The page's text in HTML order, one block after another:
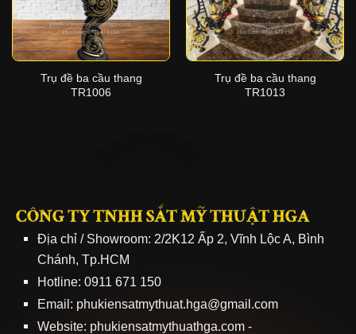
Trụ đề ba cầu thang
TR1006
Trụ đề ba cầu thang
TR1013
CÔNG TY TNHH SẮT MỸ THUẬT HGA
Địa chỉ / Showroom: 2/2K12 Ấp 2, Vĩnh Lộc A, Bình
Chánh, Tp.HCM
Hotline: 0911 671 150
Email: phukiensatmythuat.hga@gmail.com
Website: phukiensatmythuathga.com-